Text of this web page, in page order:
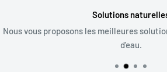
Solutions
Nous vous proposons les meilleures
d'eau.